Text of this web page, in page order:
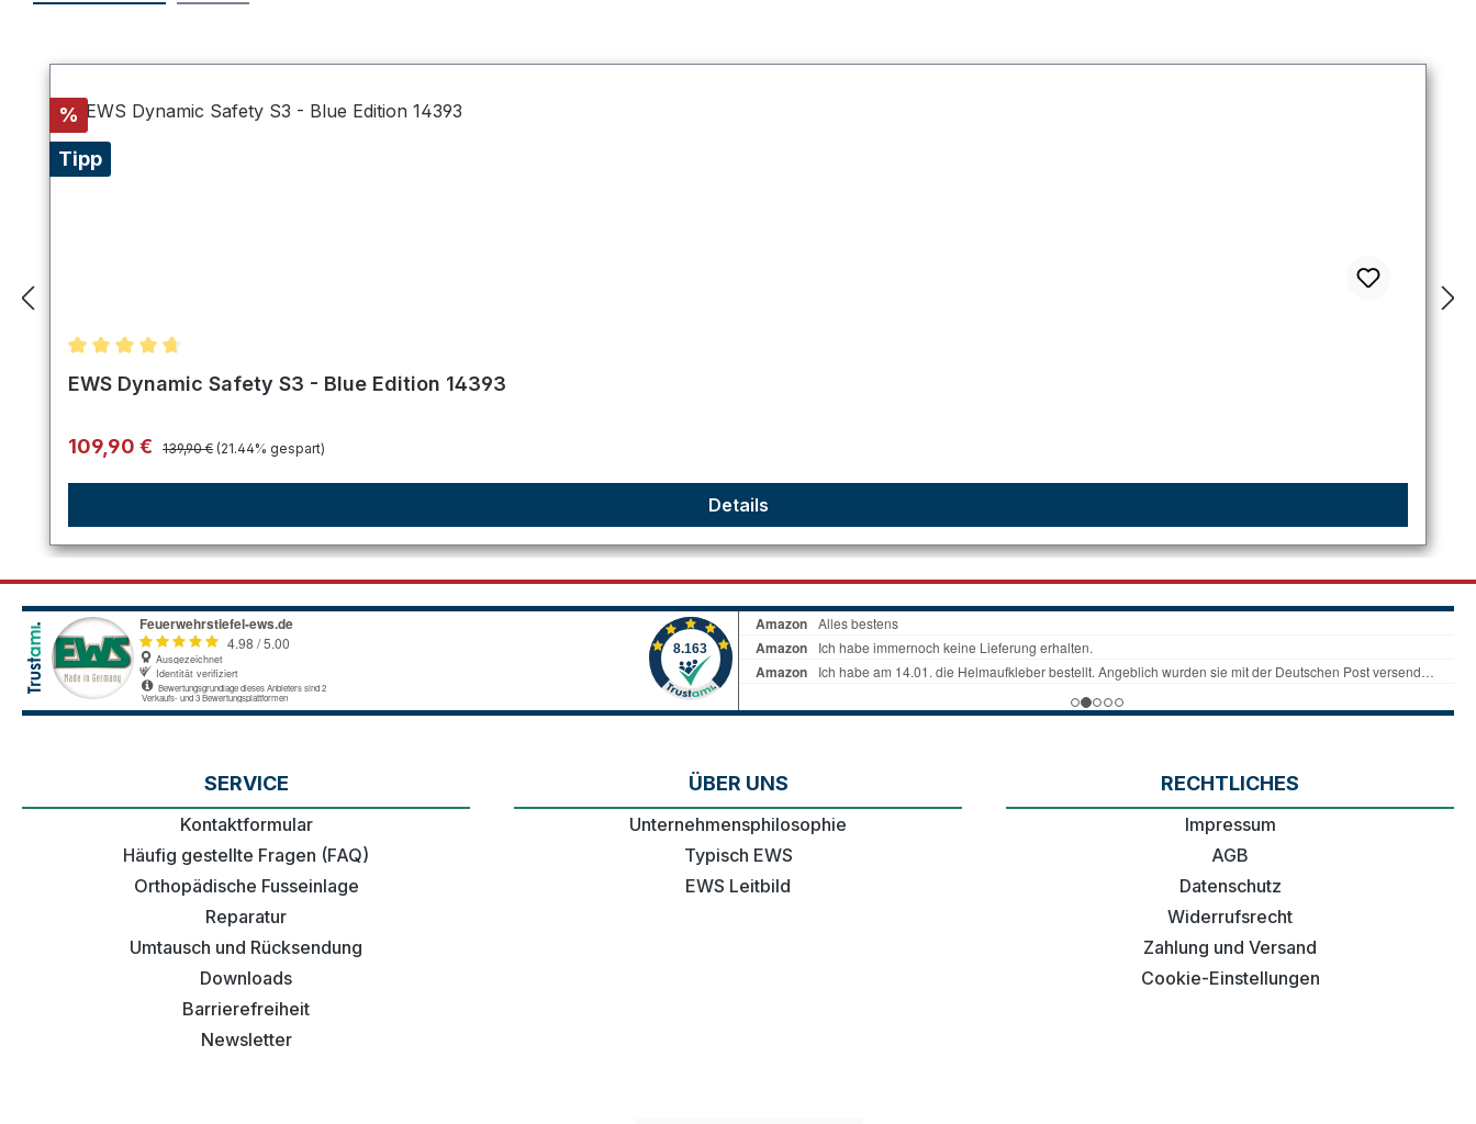
Rabatt
%
Tipp
Durchschnittliche Bewertung von 4.8 von 5 Sternen
EWS Dynamic Safety S3 - Blue Edition 14393
Verkaufspreis:
109,90 € Regulärer Preis:
139,90 € (21.44% gespart)
Details
SERVICE
Kontaktformular
Häufig gestellte Fragen (FAQ)
Orthopädische Fusseinlage
Reparatur
Umtausch und Rücksendung
Downloads
Barrierefreiheit
Newsletter
ÜBER UNS
Unternehmensphilosophie
Typisch EWS
EWS Leitbild
RECHTLICHES
Impressum
AGB
Datenschutz
Widerrufsrecht
Zahlung und Versand
Cookie-Einstellungen